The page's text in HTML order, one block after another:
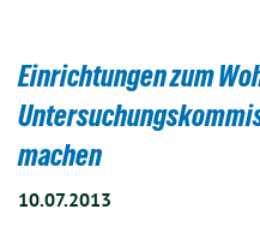
Einrichtungen zum
machen
10.07.2013